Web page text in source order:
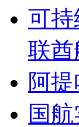
可持
联
阿
国